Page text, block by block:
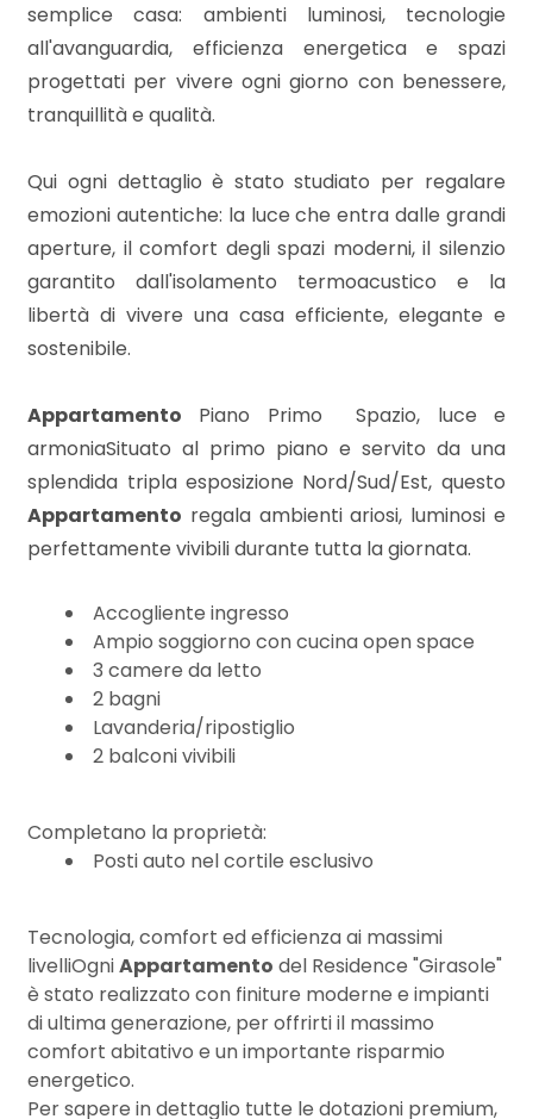
semplice casa: ambienti luminosi, tecnologie
all'avanguardia, efficienza energetica e spazi
progettati per vivere ogni giorno con benessere,
tranquillità e qualità.
Qui ogni dettaglio è stato studiato per regalare
emozioni autentiche: la luce che entra dalle grandi
aperture, il comfort degli spazi moderni, il silenzio
garantito dall'isolamento termoacustico e la
libertà di vivere una casa efficiente, elegante e
sostenibile.
Appartamento Piano Primo  Spazio, luce e
armoniaSituato al primo piano e servito da una
splendida tripla esposizione Nord/Sud/Est, questo
Appartamento regala ambienti ariosi, luminosi e
perfettamente vivibili durante tutta la giornata.
Accogliente ingresso
Ampio soggiorno con cucina open space
3 camere da letto
2 bagni
Lavanderia/ripostiglio
2 balconi vivibili
Completano la proprietà:
Posti auto nel cortile esclusivo
Tecnologia, comfort ed efficienza ai massimi
livelliOgniAppartamento del Residence "Girasole"
è stato realizzato con finiture moderne e impianti
di ultima generazione, per offrirti il massimo
comfort abitativo e un importante risparmio
energetico.
Per sapere in dettaglio tutte le dotazioni premium,
3
4
5
5+
Bagni
Qualsiasi
1
5+
Camere
minime
Qualsiasi
1